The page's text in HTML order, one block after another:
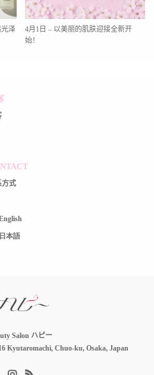
泽
4月1日 – 以美丽的肌肤迎接全新开
始！
方式
日本語
Salon ハピー
Kyutaromachi, Chuo-ku, Osaka, Japan